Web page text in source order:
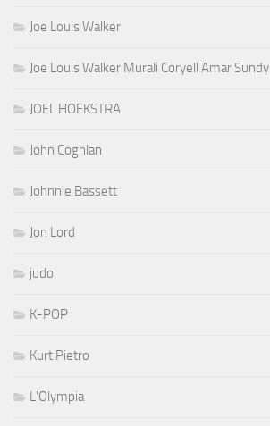
Joe Louis Walker
Joe Louis Walker Murali Coryell Amar Sundy
JOEL HOEKSTRA
John Coghlan
Johnnie Bassett
Jon Lord
judo
K-POP
Kurt Pietro
L'Olympia